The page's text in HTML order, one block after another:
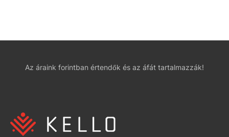
Az áraink forintban értendők és az áfát tartalmazzák!